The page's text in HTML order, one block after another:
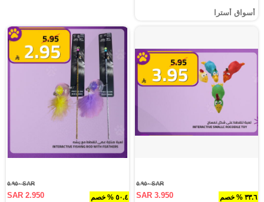
أسواق أسترا
٣٣.٦ % خصم
SAR ٥.٩٥٠
SAR 3.950 ٥٠.٤ % خصم
SAR ٥.٩٥٠
SAR 2.950